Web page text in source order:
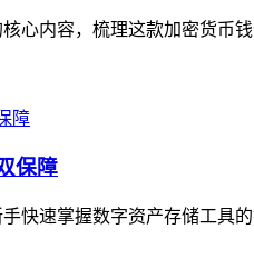
心内容，梳理这款加密货币
保障
快速掌握数字资产存储工